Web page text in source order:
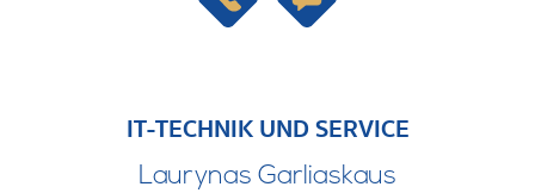
IT-TECHNIK UND SERVICE
Laurynas Garliaskaus